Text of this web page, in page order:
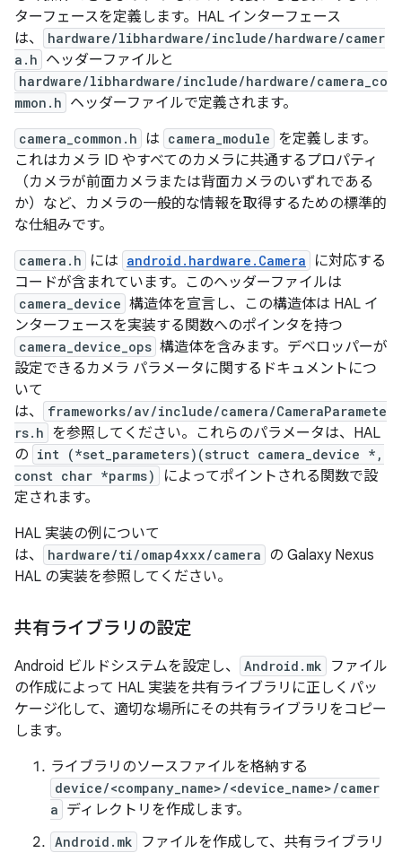
ターフェースを定義します。HAL インターフェース
は、
hardware/libhardware/include/hardware/camer
a.h ヘッダーファイルと
hardware/libhardware/include/hardware/camera_co
mmon.h ヘッダーファイルで定義されます。
camera_common.h は camera_module を定義します。
これはカメラ ID やすべてのカメラに共通するプロパティ
（カメラが前面カメラまたは背面カメラのいずれである
か）など、カメラの一般的な情報を取得するための標準的
な仕組みです。
camera.h には android.hardware.Camera
に対応する
コードが含まれています。このヘッダーファイルは
camera_device 構造体を宣言し、この構造体は HAL イ
ンターフェースを実装する関数へのポインタを持つ
camera_device_ops 構造体を含みます。デベロッパーが
設定できるカメラ パラメータに関するドキュメントにつ
いて
は、
frameworks/av/include/camera/CameraParamete
rs.h を参照してください。これらのパラメータは、HAL
の int (*set_parameters)(struct camera_device *,
const char *parms)
によってポイントされる関数で設
定されます。
HAL 実装の例について
は、
hardware/ti/omap4xxx/camera の Galaxy Nexus
HAL の実装を参照してください。
共有ライブラリの設定
Android ビルドシステムを設定し、 Android.mk
ファイル
の作成によって HAL 実装を共有ライブラリに正しくパッ
ケージ化して、適切な場所にその共有ライブラリをコピー
します。
ライブラリのソースファイルを格納する
device/<company_name>/<device_name>/camer
a ディレクトリを作成します。
Android.mk
ファイルを作成して、共有ライブラリ